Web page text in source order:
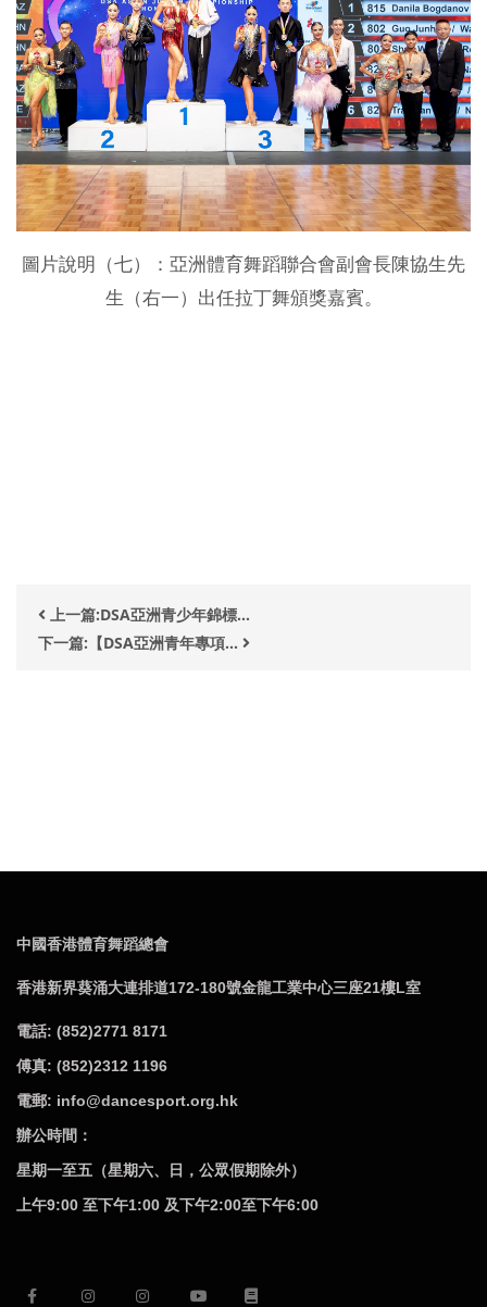
圖片說明（七）：亞洲體育舞蹈聯合會副會長陳協生先
生（右一）出任拉丁舞頒獎嘉賓。
上一篇:DSA亞洲青少年錦標...
下一篇:【DSA亞洲青年專項...
中國香港體育舞蹈總會
香港新界葵涌大連排道172-180號金龍工業中心三座21樓L室
電話: (852)2771 8171
傅真: (852)2312 1196
電郵: info@dancesport.org.hk
辦公時間：
星期一至五（星期六、日，公眾假期除外）
上午9:00 至下午1:00 及下午2:00至下午6:00